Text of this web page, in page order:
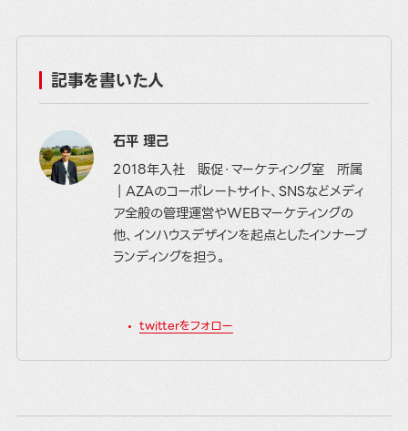
記事を書いた人
石平 理己
2018年入社 販促・マーケティング室 所属
｜AZAのコーポレートサイト、SNSなどメディ
ア全般の管理運営やWEBマーケティングの
他、インハウスデザインを起点としたインナーブ
ランディングを担う。
twitterをフォロー